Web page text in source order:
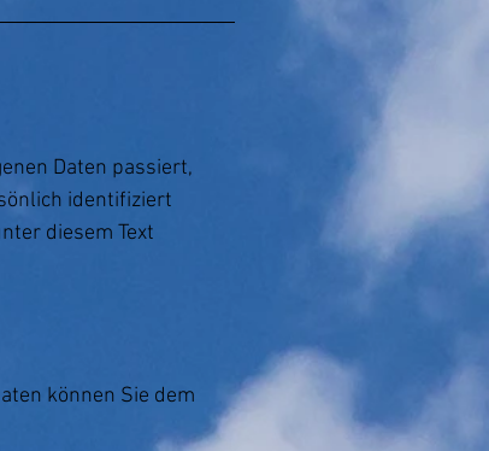
Daten passiert,
identifiziert
diesem Text
können Sie dem